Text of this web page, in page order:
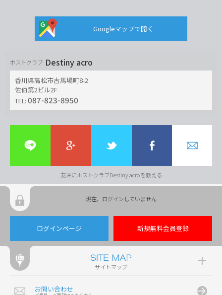
Googleマップで開く
ホストクラブ Destiny acro
香川県高松市古馬場町8-2
佐伯第2ビル2F
TEL: 087-823-8950
友達にホストクラブDestiny acroを教える
現在、ログインしていません
ログインページ 新規無料会員登録
サイトマップ
お問い合わせ